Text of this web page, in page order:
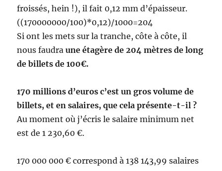
froissés, hein !), il fait 0,12 mm d’épaisseur.
((170000000/100)*0,12)/1000=204
Si ont les mets sur la tranche, côte à côte, il
nous faudraune étagère de 204 mètres de long
de billets de 100€.
170 millions d’euros c’est un gros volume de
billets, et en salaires, que cela présente-t-il ?
Au moment où j’écris le salaire minimum net
est de 1 230,60 €.
170 000 000 € correspond à 138 143,99 salaires